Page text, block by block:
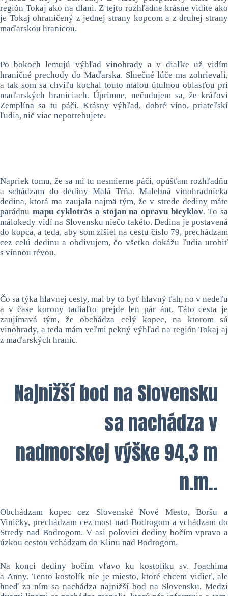
región Tokaj ako na dlani. Z tejto rozhľadne krásne vidíte ako
je Tokaj ohraničený z jednej strany kopcom a z druhej strany
maďarskou hranicou.
Po bokoch lemujú výhľad vinohrady a v diaľke už vidím
hraničné prechody do Maďarska. Slnečné lúče ma zohrievali,
a tak som sa chvíľu kochal touto malou útulnou oblasťou pri
maďarských hraniciach. Úprimne, nečudujem sa, že kráľovi
Zemplína sa tu páči. Krásny výhľad, dobré víno, priateľskí
ľudia, nič viac nepotrebujete.
Napriek tomu, že sa mi tu nesmierne páči, opúšťam rozhľadňu
a schádzam do dediny Malá Tŕňa. Malebná vinohradnícka
dedina, ktorá ma zaujala najmä tým, že v strede dediny máte
parádnu mapu cyklotrás a stojan na opravu bicyklov. To sa
málokedy vidí na Slovensku niečo takéto. Dedina je postavená
do kopca, a teda, aby som zišiel na cestu číslo 79, prechádzam
cez celú dedinu a obdivujem, čo všetko dokážu ľudia urobiť
s vínnou révou.
Čo sa týka hlavnej cesty, mal by to byť hlavný ťah, no v nedeľu
a v čase korony tadiaľto prejde len pár áut. Táto cesta je
zaujímavá tým, že obchádza celý kopec, na ktorom sú
vinohrady, a teda mám veľmi pekný výhľad na región Tokaj aj
z maďarských hraníc.
Najnižší bod na Slovensku
sa nachádza v
nadmorskej výške 94,3 m
n.m..
Obchádzam kopec cez Slovenské Nové Mesto, Boršu a
Viničky, prechádzam cez most nad Bodrogom a vchádzam do
Stredy nad Bodrogom. V asi polovici dediny bočím vpravo a
úzkou cestou vchádzam do Klinu nad Bodrogom.
Na konci dediny bočím vľavo ku kostolíku sv. Joachima
a Anny. Tento kostolík nie je miesto, ktoré chcem vidieť, ale
hneď za ním sa nachádza najnižší bod na Slovensku. Medzi